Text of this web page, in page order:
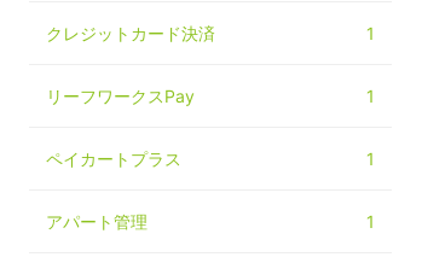
クレジットカード決済 1
リーフワークスPay 1
ペイカートプラス 1
アパート管理 1